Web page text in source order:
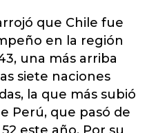
que Chile fue
en la región
una más arriba
siete naciones
la que más subió
Perú, que pasó de